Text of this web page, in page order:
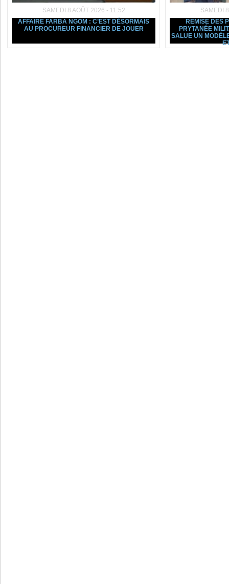
SAMEDI 8 AOÛT 2026 - 11:52
AFFAIRE FARBA NGOM : C’EST DÉSORMAIS
AU PROCUREUR FINANCIER DE JOUER
SAMEDI
REMISE DES
PRYTANÉE
SALUE UN